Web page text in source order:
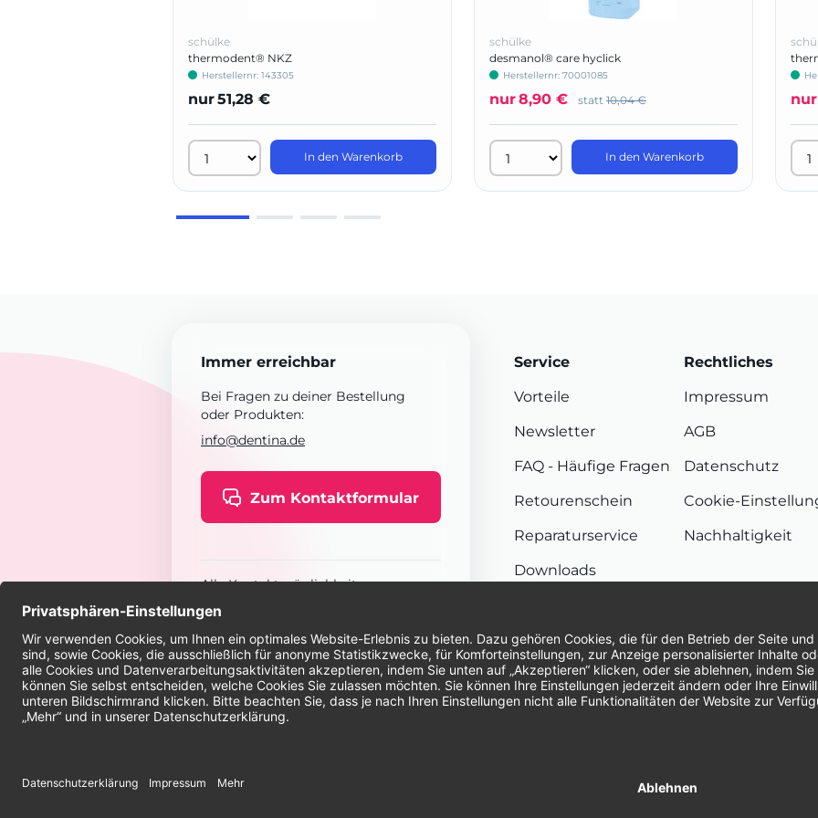
schülke
thermodent® NKZ
Herstellernr: 143305
nur51,28 €
In den Warenkorb
schülke
desmanol® care hyclick
Herstellernr: 70001085
nur8,90 € statt 10,04 €
In den Warenkorb
nur
Immer erreichbar
Bei Fragen zu deiner Bestellung
oder Produkten:
info@dentina.de
Zum Kontaktformular
Alle Kontaktmöglichkeiten
Service
Vorteile
Newsletter
FAQ - Häufige Fragen
Retourenschein
Reparaturservice
Downloads
Rechtliches
Impressum
AGB
Datenschutz
Cookie-
Nachhaltigkeit
© 2026 Dentina GmbH | Alle Rechte